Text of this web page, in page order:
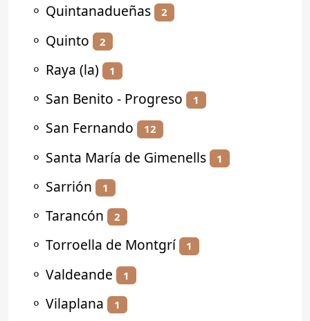
⚬ Quintanadueñas 2
⚬ Quinto 2
⚬ Raya (la) 1
⚬ San Benito - Progreso 1
⚬ San Fernando 12
⚬ Santa María de Gimenells 1
⚬ Sarrión 1
⚬ Tarancón 2
⚬ Torroella de Montgrí 1
⚬ Valdeande 1
⚬ Vilaplana 1